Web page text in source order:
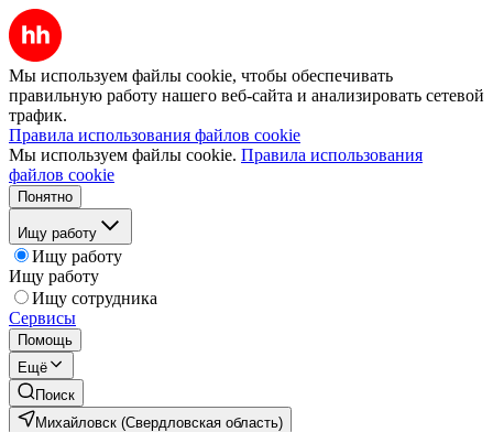
Мы используем файлы cookie, чтобы обеспечивать
правильную работу нашего веб-сайта и анализировать сетевой
трафик.
Правила использования файлов cookie
Мы используем файлы cookie. Правила использования
файлов cookie
Понятно
Ищу работу
Ищу работу
Ищу работу
Ищу сотрудника
Сервисы
Помощь
Ещё
Поиск
Михайловск (Свердловская область)